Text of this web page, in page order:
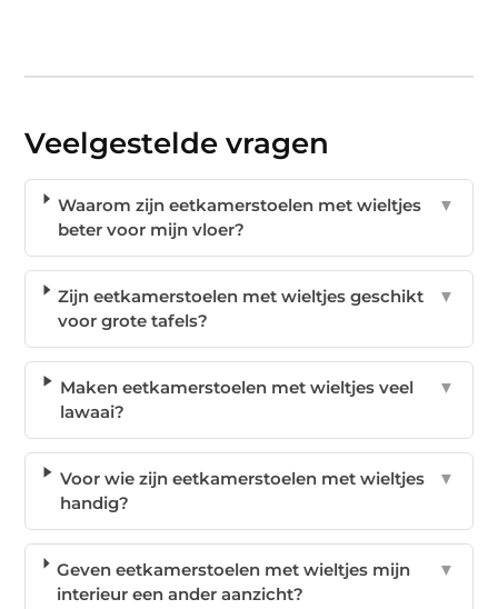
Veelgestelde vragen
Waarom zijn eetkamerstoelen met wieltjes
beter voor mijn vloer?
▼
Zijn eetkamerstoelen met wieltjes geschikt
voor grote tafels?
▼
Maken eetkamerstoelen met wieltjes veel
lawaai?
▼
Voor wie zijn eetkamerstoelen met wieltjes
handig?
▼
Geven eetkamerstoelen met wieltjes mijn
interieur een ander aanzicht?
▼